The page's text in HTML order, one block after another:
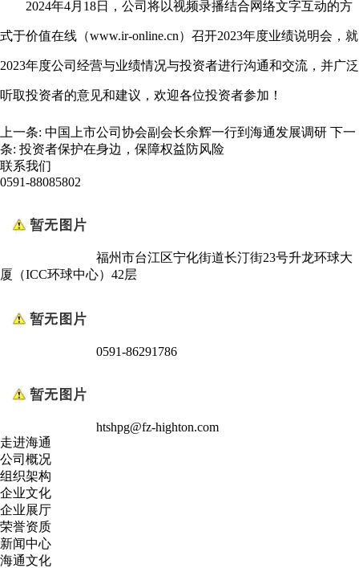
2024年4月 18日，公司将以视频录播结合网络文字互动的方
式于价值在线（www.ir-online.cn）召开2023年度业绩说明会，就
2023年度公司经营与业绩情况与投资者进行沟通和交流，并广泛
听取投资者的意见和建议，欢迎各位投资者参加！
上一条: 中国上市公司协会副会长余辉一行到海通发展调研 下一
条: 投资者保护在身边，保障权益防风险
联系我们
0591-88085802
福州市台江区宁化街道长汀街23号升龙环球大
厦（ICC环球中心）42层
0591-86291786
htshpg@fz-highton.com
走进海通
公司概况
组织架构
企业文化
企业展厅
荣誉资质
新闻中心
海通文化